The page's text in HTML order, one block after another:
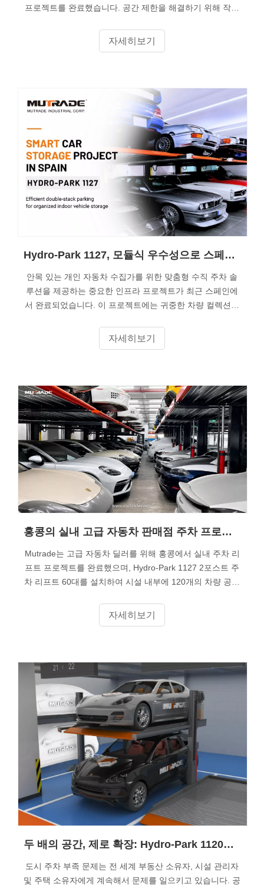
프로젝트를 완료했습니다. 공간 제한을 해결하기 위해 작업
치하여 총 20개의 주차 공간을 만들었습니다.
자세히보기
Hydro-Park 1127, 모듈식 우수성으로 스페인의 개인용 자동차 컬렉션 보관소 향상
안목 있는 개인 자동차 수집가를 위한 맞춤형 수직 주차 솔
루션을 제공하는 중요한 인프라 프로젝트가 최근 스페인에
서 완료되었습니다. 이 프로젝트에는 귀중한 차량 컬렉션을
록 설계된 10개의 Hydro-Park 1127 2포스트 주차 리프트를
전략적으로 설치하는 작업이 포함되었습니다.
자세히보기
홍콩의 실내 고급 자동차 판매점 주차 프로젝트: 60개의 하이드로파크 1,127개 유닛으로 120개의 주차 공간 생성
Mutrade는 고급 자동차 딜러를 위해 홍콩에서 실내 주차 리
프트 프로젝트를 완료했으며, Hydro-Park 1127 2포스트 주
차 리프트 60대를 설치하여 시설 내부에 120개의 차량 공간
자세히보기
두 배의 공간, 제로 확장: Hydro-Park 1120이 한 공간에 두 개의 주차 공간을 만드는 방법
도시 주차 부족 문제는 전 세계 부동산 소유자, 시설 관리자
및 주택 소유자에게 계속해서 문제를 일으키고 있습니다. 공